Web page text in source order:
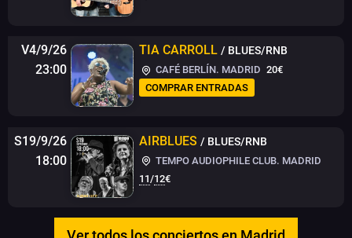
V4/9/26
23:00
TIA CARROLL / BLUES/RNB
CAFÉ BERLÍN. MADRID 20€
COMPRAR ENTRADAS
S19/9/26
18:00
AIRBLUES / BLUES/RNB
TEMPO AUDIOPHILE CLUB. MADRID
11 /12€